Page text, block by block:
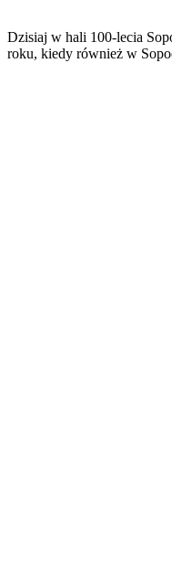
Dzisiaj w hali 100-lecia
roku, kiedy również w